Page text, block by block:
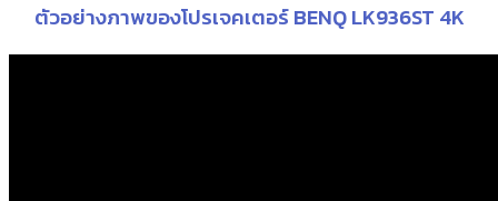
ตัวอย่างภาพของโปรเจคเตอร์ BENQ LK936ST 4K